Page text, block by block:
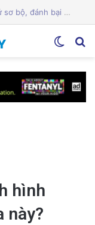
Một địa điểm thứ hai ở trung tâm San Jose đóng cửa giữa cuộc chiến giấy phép
hình
này?